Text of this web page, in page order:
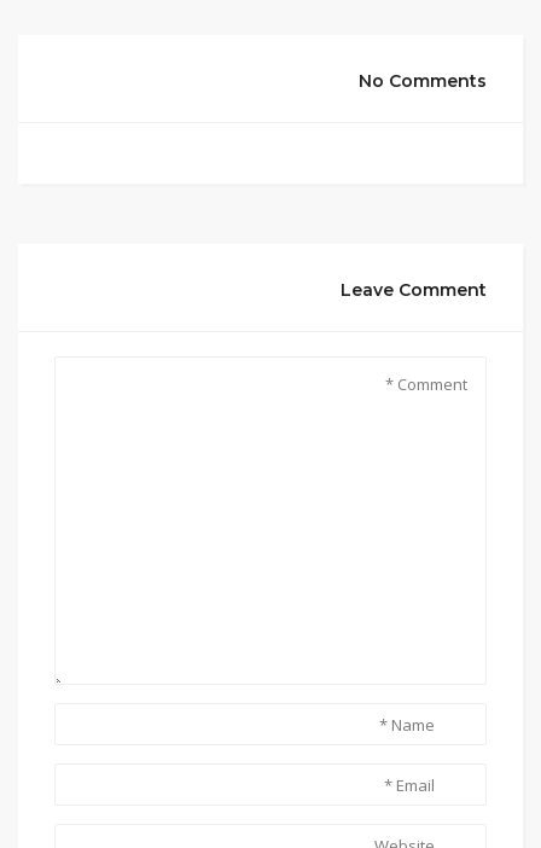
No Comments
Leave Comment